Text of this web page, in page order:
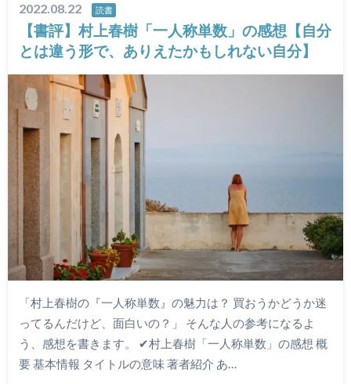
2022.08.22 読書
【書評】村上春樹「一人称単数」の感想【自分
とは違う形で、ありえたかもしれない自分】
「村上春樹の『一人称単数』の魅力は？ 買おうかどうか迷
ってるんだけど、面白いの？」 そんな人の参考になるよ
う、感想を書きます。 ✔︎村上春樹「一人称単数」の感想 概
要 基本情報 タイトルの意味 著者紹介 あ…